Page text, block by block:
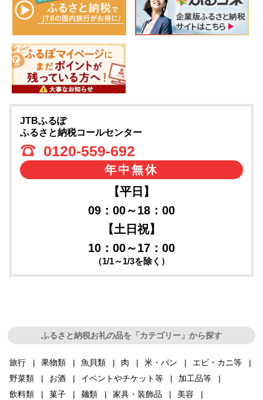
JTBふるぽ
ふるさと納税コールセンター
0120-559-692
年中無休
【平日】
09：00～18：00
【土日祝】
10：00～17：00
（1/1～1/3を除く）
ふるさと納税お礼の品を「カテゴリー」から探す
旅行 果物類 魚貝類 肉 米・パン
エビ・カニ等
野菜類
お酒 イベントやチケット等
加工品等
飲料類
菓子 麺類 家具・装飾品
美容